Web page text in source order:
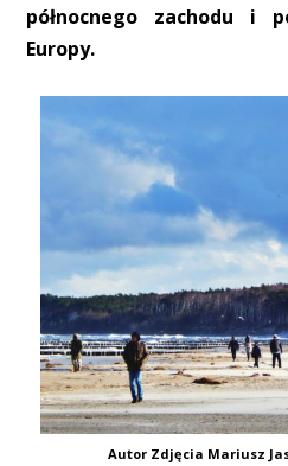
północnego zachodu i
Europy.
Autor Zdjęcia Mariusz